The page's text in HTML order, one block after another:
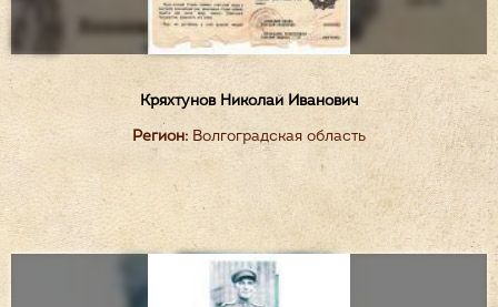
Кряхтунов Николай Иванович
Регион: Волгоградская область